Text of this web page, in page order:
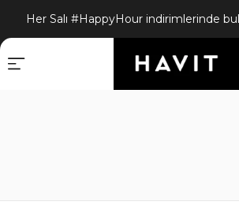
Her Salı #HappyHour indirimlerinde